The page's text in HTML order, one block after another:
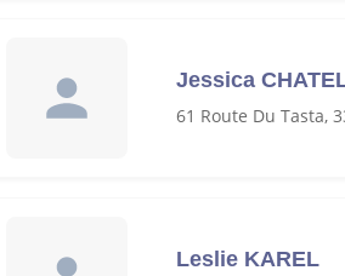
Jessica
61 Route Du Tasta,
Leslie KAREL